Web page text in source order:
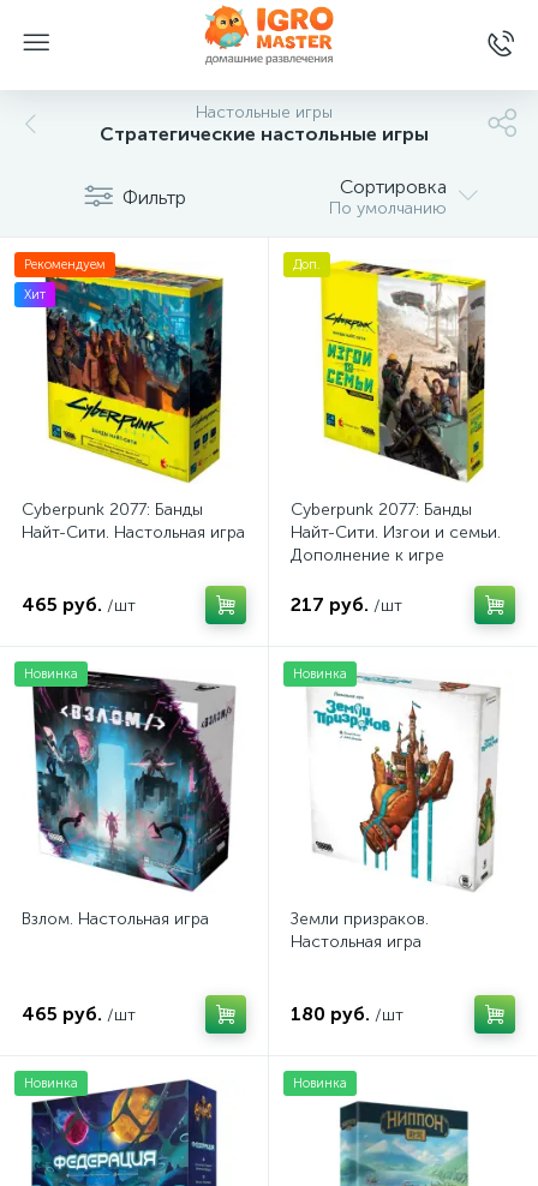
Настольные игры
Стратегические настольные игры
Фильтр Сортировка
По умолчанию
Рекомендуем
Хит
Cyberpunk 2077: Банды
Найт-Сити. Настольная игра
465 руб. /шт
Доп.
Cyberpunk 2077: Банды
Найт-Сити. Изгои и семьи.
Дополнение к игре
217 руб. /шт
Новинка
Взлом. Настольная игра
465 руб. /шт
Новинка
Земли призраков.
Настольная игра
180 руб. /шт
Новинка Новинка